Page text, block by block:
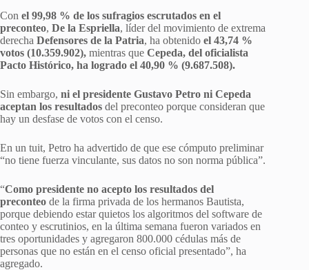
Con el 99,98 % de los sufragios escrutados en el
preconteo, De la Espriella, líder del movimiento de extrema
derecha Defensores de la Patria, ha obtenido el 43,74 %
votos (10.359.902), mientras que Cepeda, del oficialista
Pacto Histórico, ha logrado el 40,90 % (9.687.508).
Sin embargo, ni el presidente Gustavo Petro ni Cepeda
aceptan los resultados del preconteo porque consideran que
hay un desfase de votos con el censo.
En un tuit, Petro ha advertido de que ese cómputo preliminar
“no tiene fuerza vinculante, sus datos no son norma pública”.
“Como presidente no acepto los resultados del
preconteo de la firma privada de los hermanos Bautista,
porque debiendo estar quietos los algoritmos del software de
conteo y escrutinios, en la última semana fueron variados en
tres oportunidades y agregaron 800.000 cédulas más de
personas que no están en el censo oficial presentado”, ha
agregado.